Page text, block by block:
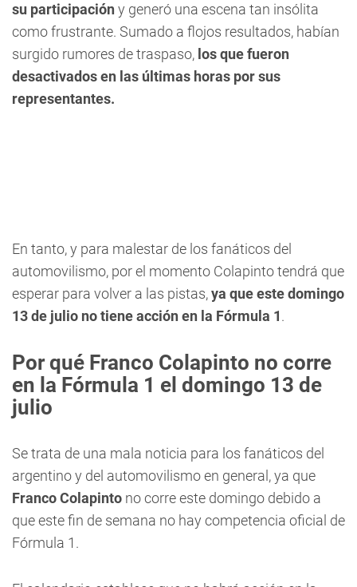
su participación y generó una escena tan insólita
como frustrante. Sumado a flojos resultados, habían
surgido rumores de traspaso, los que fueron
desactivados en las últimas horas por sus
representantes.
En tanto, y para malestar de los fanáticos del
automovilismo, por el momento Colapinto tendrá que
esperar para volver a las pistas,ya que este domingo
13 de julio no tiene acción en la Fórmula 1.
Por qué Franco Colapinto no corre
en la Fórmula 1 el domingo 13 de
julio
Se trata de una mala noticia para los fanáticos del
argentino y del automovilismo en general, ya que
Franco Colapinto no corre este domingo debido a
que este fin de semana no hay competencia oficial de
Fórmula 1.